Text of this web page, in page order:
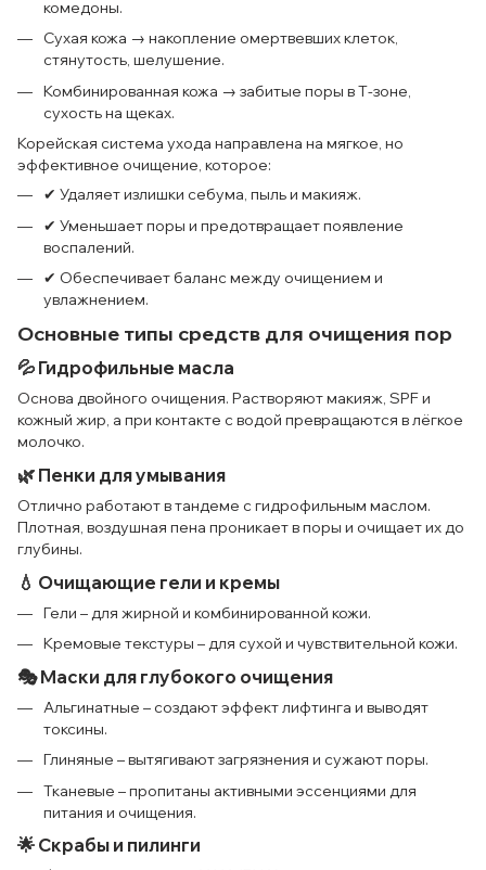
комедоны.
Сухая кожа → накопление омертвевших клеток,
стянутость, шелушение.
Комбинированная кожа → забитые поры в Т-зоне,
сухость на щеках.
Корейская система ухода направлена на мягкое, но
эффективное очищение, которое:
✔ Удаляет излишки себума, пыль и макияж.
✔ Уменьшает поры и предотвращает появление
воспалений.
✔ Обеспечивает баланс между очищением и
увлажнением.
Основные типы средств для очищения пор
💦 Гидрофильные масла
Основа двойного очищения. Растворяют макияж, SPF и
кожный жир, а при контакте с водой превращаются в лёгкое
молочко.
🌿 Пенки для умывания
Отлично работают в тандеме с гидрофильным маслом.
Плотная, воздушная пена проникает в поры и очищает их до
глубины.
💧 Очищающие гели и кремы
Гели – для жирной и комбинированной кожи.
Кремовые текстуры – для сухой и чувствительной кожи.
🎭 Маски для глубокого очищения
Альгинатные – создают эффект лифтинга и выводят
токсины.
Глиняные – вытягивают загрязнения и сужают поры.
Тканевые – пропитаны активными эссенциями для
питания и очищения.
🌟 Скрабы и пилинги